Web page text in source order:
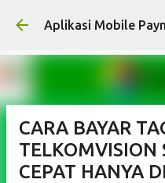
Langsung
Aplikasi Mobile
CARA BAYAR
TELKOMVISION
CEPAT HANYA